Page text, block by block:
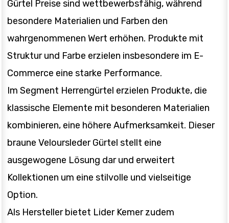
Gürtel Preise sind wettbewerbsfähig, während
besondere Materialien und Farben den
wahrgenommenen Wert erhöhen. Produkte mit
Struktur und Farbe erzielen insbesondere im E-
Commerce eine starke Performance.
Im Segment Herrengürtel erzielen Produkte, die
klassische Elemente mit besonderen Materialien
kombinieren, eine höhere Aufmerksamkeit. Dieser
braune Veloursleder Gürtel stellt eine
ausgewogene Lösung dar und erweitert
Kollektionen um eine stilvolle und vielseitige
Option.
Als Hersteller bietet Lider Kemer zudem